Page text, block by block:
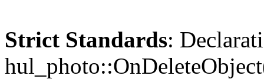
Strict Standards: